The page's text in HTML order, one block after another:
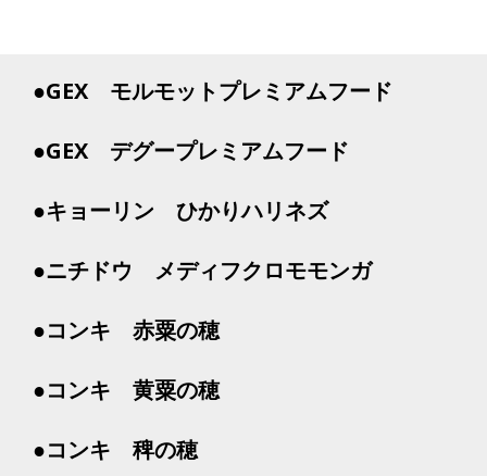
●GEX モルモットプレミアムフード
●GEX デグープレミアムフード
●キョーリン ひかりハリネズ
●ニチドウ メディフクロモモンガ
●コンキ 赤粟の穂
●コンキ 黄粟の穂
●コンキ 稗の穂